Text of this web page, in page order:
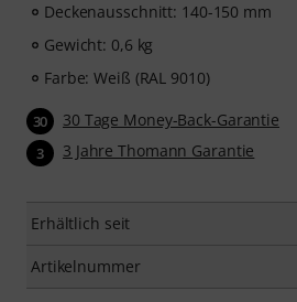
Deckenausschnitt: 140-150 mm
Gewicht: 0,6 kg
Farbe: Weiß (RAL 9010)
30 30 Tage Money-Back-Garantie
3 3 Jahre Thomann Garantie
Erhältlich seit
Artikelnummer